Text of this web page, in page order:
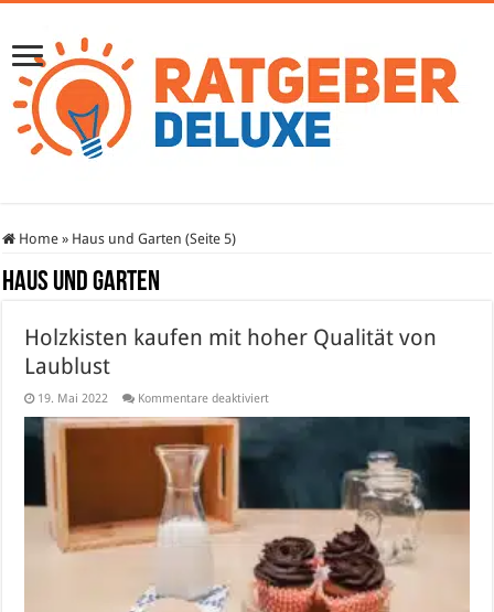
Home » Haus und Garten (Seite 5)
Haus und Garten
Holzkisten kaufen mit hoher Qualität von
Laublust
19. Mai 2022 Kommentare deaktiviertfür
hoher